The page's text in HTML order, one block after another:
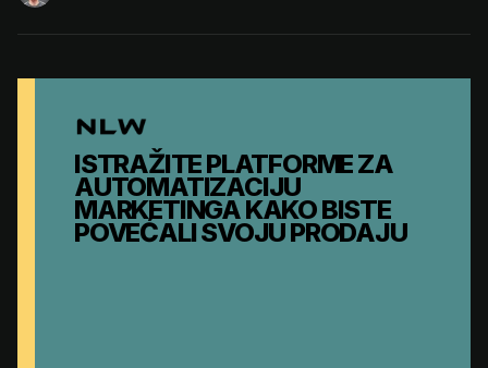
ISTRAŽITE PLATFORME ZA
AUTOMATIZACIJU
MARKETINGA KAKO BISTE
POVEĆALI SVOJU PRODAJU